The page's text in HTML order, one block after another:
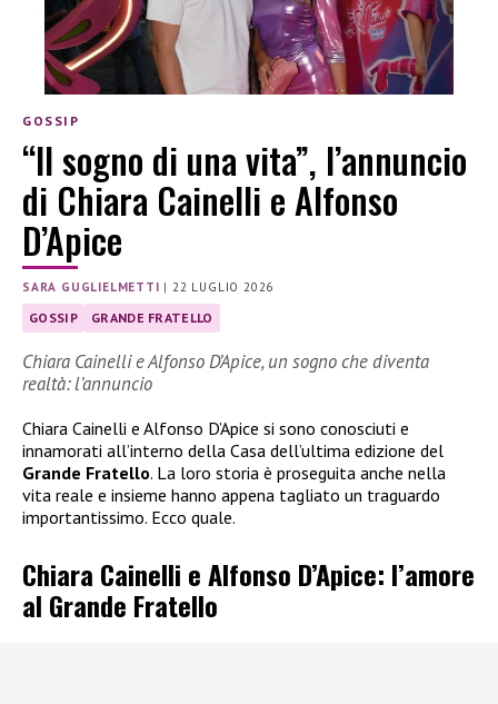
GOSSIP
“Il sogno di una vita”, l’annuncio
di Chiara Cainelli e Alfonso
D’Apice
SARA GUGLIELMETTI | 22 LUGLIO 2026
GOSSIP GRANDE FRATELLO
Chiara Cainelli e Alfonso D’Apice, un sogno che diventa
realtà: l’annuncio
Chiara Cainelli e Alfonso D’Apice si sono conosciuti e
innamorati all’interno della Casa dell’ultima edizione del
Grande Fratello. La loro storia è proseguita anche nella
vita reale e insieme hanno appena tagliato un traguardo
importantissimo. Ecco quale.
Chiara Cainelli e Alfonso D’Apice: l’amore
al Grande Fratello